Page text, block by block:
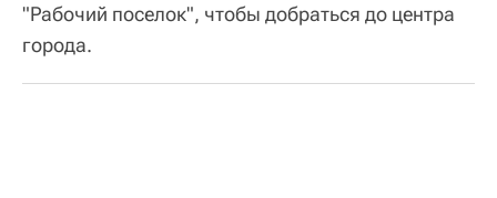
"Рабочий поселок", чтобы добраться до центра
города.